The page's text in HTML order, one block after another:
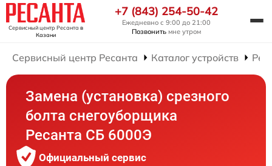
Сервисный центр Ресанта в
Казани
+7 (843) 254-50-42
Ежедневно с 9:00 до 21:00
Позвонить мне утром
Сервисный центр Ресанта Каталог устройств
Замена (установка) срезного
болта снегоуборщика
Ресанта СБ 6000Э
Официальный сервис